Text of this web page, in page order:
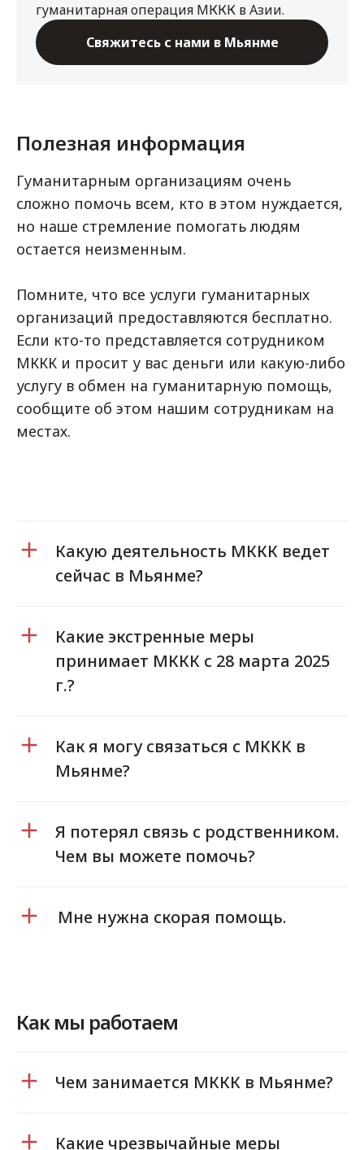
гуманитарная операция МККК в Азии.
Свяжитесь с нами в Мьянме
Полезная информация
Гуманитарным организациям очень
сложно помочь всем, кто в этом нуждается,
но наше стремление помогать людям
остается неизменным.
Помните, что все услуги гуманитарных
организаций предоставляются бесплатно.
Если кто-то представляется сотрудником
МККК и просит у вас деньги или какую-либо
услугу в обмен на гуманитарную помощь,
сообщите об этом нашим сотрудникам на
местах.
Какую деятельность МККК ведет
сейчас в Мьянме?
Какие экстренные меры
принимает МККК с 28 марта 2025
г.?
Как я могу связаться с МККК в
Мьянме?
Я потерял связь с родственником.
Чем вы можете помочь?
Мне нужна скорая помощь.
Как мы работаем
Чем занимается МККК в Мьянме?
Какие чрезвычайные меры